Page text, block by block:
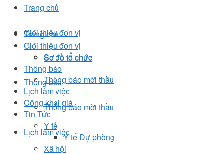
Trang chủ
Giới thiệu đơn vị
Sơ đồ tổ chức
Thông báo
Thông báo mời thầu
Lịch làm việc
Trang chủ
Giới thiệu đơn vị
Sơ đồ tổ chức
Thông báo
Thông báo mời thầu
Lịch làm việc
Công khai giá
Tin Tức
Y tế
Y tế Dự phòng
Xã hội